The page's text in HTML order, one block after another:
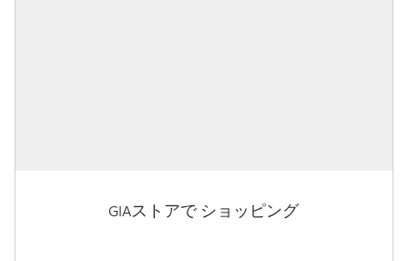
GIAストアで ショッピング